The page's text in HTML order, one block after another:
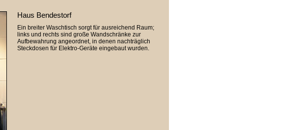
Haus Bendestorf
Ein breiter Waschtisch sorgt für ausreichend Raum;
links und rechts sind große Wandschränke zur
Aufbewahrung angeordnet, in denen nachträglich
Steckdosen für Elektro-Geräte eingebaut wurden.